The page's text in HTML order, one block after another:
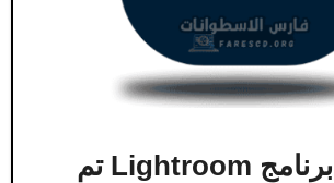
تحميل برنامج Lightroom تم